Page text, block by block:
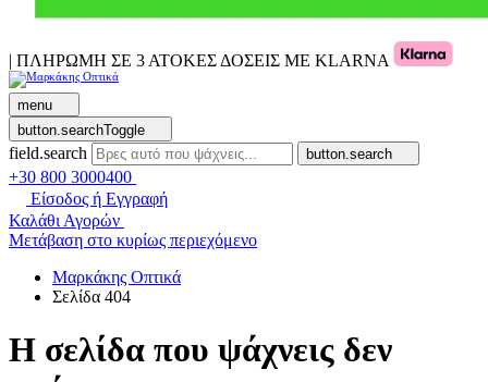
| ΠΛΗΡΩΜΗ ΣΕ 3 ΑΤΟΚΕΣ ΔΟΣΕΙΣ ΜΕ KLARNA
menu
button.searchToggle
field.search button.search
+30 800 3000400
Είσοδος ή Εγγραφή
Καλάθι Αγορών
Μετάβαση στο κυρίως περιεχόμενο
Μαρκάκης Οπτικά
Σελίδα 404
Η σελίδα που ψάχνεις δεν